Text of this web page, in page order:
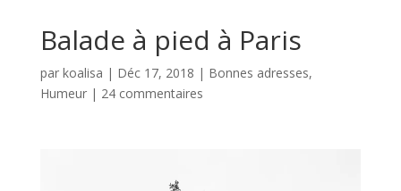
Balade à pied à Paris
par koalisa | Déc 17, 2018 | Bonnes adresses,
Humeur| 24 commentaires